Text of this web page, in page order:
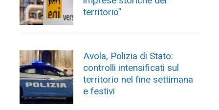
territorio”
Avola, Polizia di Stato:
controlli intensificati sul
territorio nel fine settimana
e festivi